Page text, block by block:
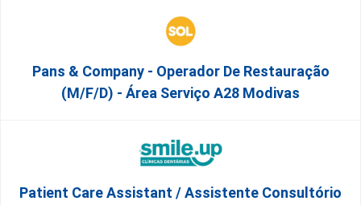
Pans & Company - Operador De Restauração
(m/f/d) - Área Serviço A28 Modivas
Patient Care Assistant / Assistente Consultório